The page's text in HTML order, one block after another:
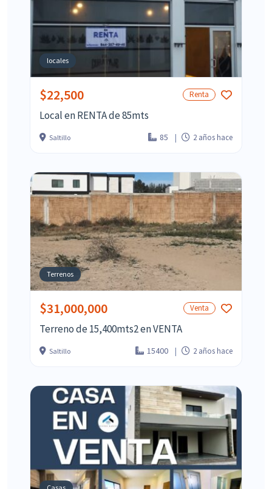
locales
$22,500 Renta
Local en RENTA de 85mts
Saltillo 85 2 años hace
Terrenos
$31,000,000 Venta
Terreno de 15,400mts2 en VENTA
Saltillo 15400 2 años hace
Casas